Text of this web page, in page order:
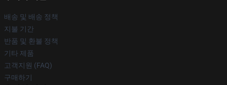
배송 및 배송 정책
지불 기간
반품 및 환불 정책
기타 제품
고객지원 (FAQ)
구매하기